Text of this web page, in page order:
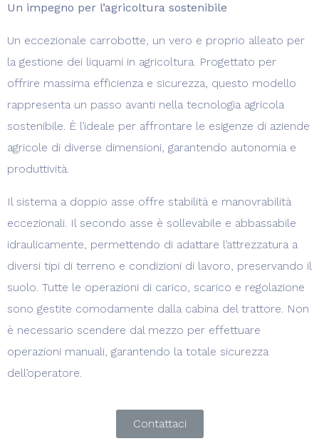
Un impegno per l’agricoltura sostenibile
Un eccezionale carrobotte, un vero e proprio alleato per
la gestione dei liquami in agricoltura. Progettato per
offrire massima efficienza e sicurezza, questo modello
rappresenta un passo avanti nella tecnologia agricola
sostenibile. È l’ideale per affrontare le esigenze di aziende
agricole di diverse dimensioni, garantendo autonomia e
produttività.
Il sistema a doppio asse offre stabilità e manovrabilità
eccezionali. Il secondo asse è sollevabile e abbassabile
idraulicamente, permettendo di adattare l’attrezzatura a
diversi tipi di terreno e condizioni di lavoro, preservando il
suolo. Tutte le operazioni di carico, scarico e regolazione
sono gestite comodamente dalla cabina del trattore. Non
è necessario scendere dal mezzo per effettuare
operazioni manuali, garantendo la totale sicurezza
dell’operatore.
Contattaci